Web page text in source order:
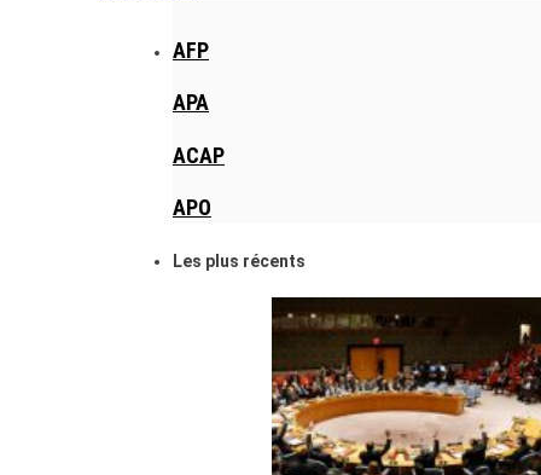
AFP
APA
ACAP
APO
Les plus récents